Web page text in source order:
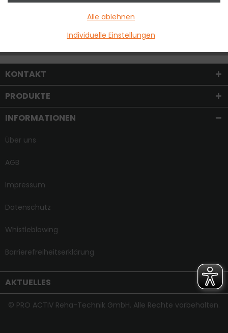
KONTAKT
PRODUKTE
INFORMATIONEN
Über uns
AGB
Impressum
Datenschutz
Whistleblowing
Barrierefreiheitserklärung
AKTUELLES
© PRO ACTIV Reha-Technik GmbH. Alle Rechte vorbehalten.
Individuelle Einstellungen
Alle ablehnen